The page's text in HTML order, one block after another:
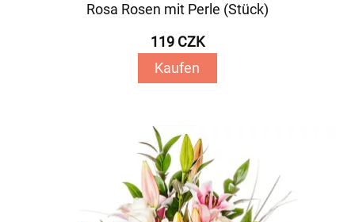
Rosa Rosen mit Perle (Stück)
119 CZK
Kaufen